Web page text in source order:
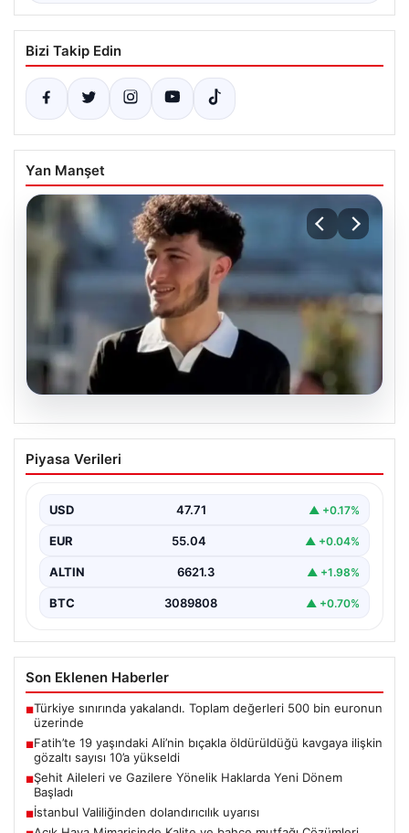
Bizi Takip Edin
Yan Manşet
06.08.2026
Fatih’te 19 yaşındaki Ali’nin bıçakla
öldürüldüğü kavgaya ilişkin gözaltı
Piyasa Verileri
USD 47.71 ▲ +0.17%
EUR 55.04 ▲ +0.04%
ALTIN 6621.3 ▲ +1.98%
BTC 3089808 ▲ +0.70%
Son Eklenen Haberler
■Türkiye sınırında yakalandı. Toplam değerleri 500 bin euronun
üzerinde
■Fatih’te 19 yaşındaki Ali’nin bıçakla öldürüldüğü kavgaya ilişkin
gözaltı sayısı 10’a yükseldi
■Şehit Aileleri ve Gazilere Yönelik Haklarda Yeni Dönem
Başladı
■İstanbul Valiliğinden dolandırıcılık uyarısı